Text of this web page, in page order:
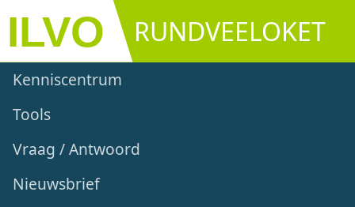
Overslaan en naar de inhoud gaan
RUNDVEELOKET
Main navigation
Kenniscentrum
Tools
Vraag / Antwoord
Nieuwsbrief